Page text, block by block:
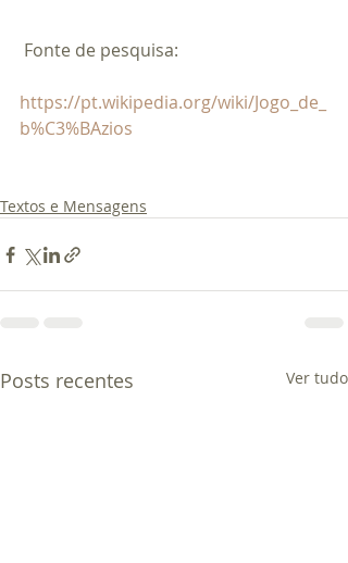
Fonte de pesquisa:
https://pt.wikipedia.org/wiki/Jogo_de_
b%C3%BAzios
Textos e Mensagens
Posts recentes Ver tudo